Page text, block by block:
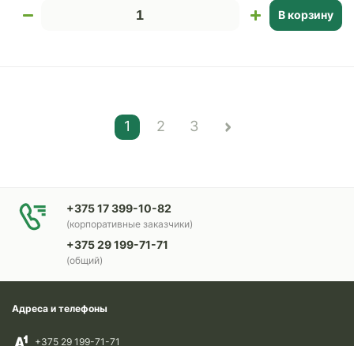
В корзину
1 2 3
+375 17 399-10-82
(корпоративные заказчики)
+375 29 199-71-71
(общий)
Адреса и телефоны
+375 29 199-71-71